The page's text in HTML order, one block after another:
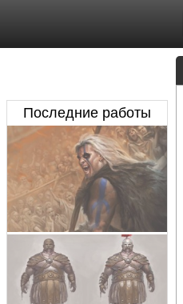
Последние работы